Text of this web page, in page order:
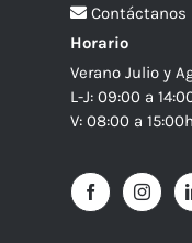
Contáctanos
Horario
Verano Julio y
L-J: 09:00 a
V: 08:00 a 15:00h